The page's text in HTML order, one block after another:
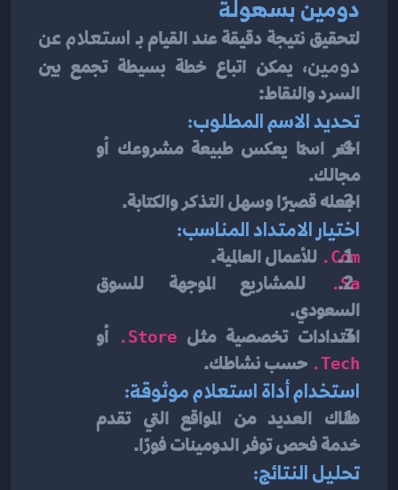
دومين بسهولة
لتحقيق نتيجة دقيقة عند القيام بـ
دومين
السرد والنقاط:
تحديد الاسم المطلوب:
مجالك.
اجعله قصيرًا وسهل التذكر والكتابة.
اختيار الامتداد المناسب:
.com للأعمال العالمية.
.sa
السعودي.
امتدادات تخصصية مثل .store أو
.tech حسب نشاطك.
استخدام أداة استعلام موثوقة:
خدمة فحص توفر الدومينات فورًا.
تحليل النتائج: